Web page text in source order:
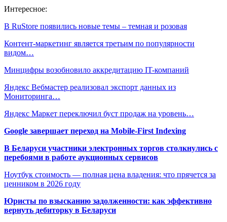
Интересное:
В RuStore появились новые темы – темная и розовая
Контент-маркетинг является третьим по популярности
видом…
Минцифры возобновило аккредитацию IT-компаний
Яндекс Вебмастер реализовал экспорт данных из
Мониторинга…
Яндекс Маркет переключил буст продаж на уровень…
Google завершает переход на Mobile-First Indexing
В Беларуси участники электронных торгов столкнулись с
перебоями в работе аукционных сервисов
Ноутбук стоимость — полная цена владения: что прячется за
ценником в 2026 году
Юристы по взысканию задолженности: как эффективно
вернуть дебиторку в Беларуси